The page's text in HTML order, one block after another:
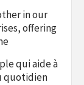
in our
offering
qui aide à
quotidien